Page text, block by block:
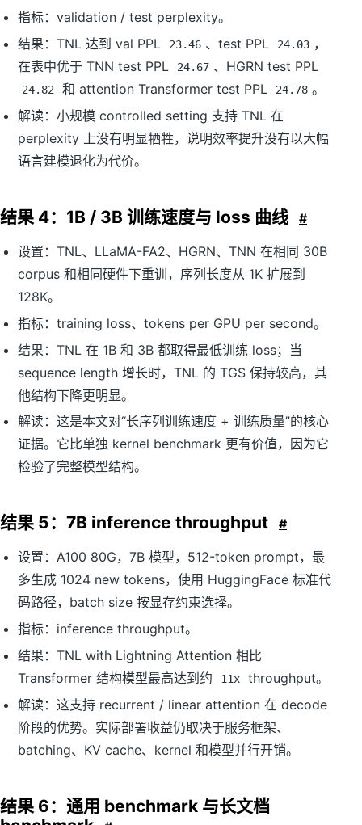
指标：validation / test perplexity。
结果：TNL 达到 val PPL
23.46 、test PPL 24.03 ，
在表中优于 TNN test PPL
24.67 、HGRN test PPL
24.82 和 attention Transformer test PPL 24.78 。
解读：小规模 controlled setting 支持 TNL 在
perplexity 上没有明显牺牲，说明效率提升没有以大幅
语言建模退化为代价。
结果 4：1B / 3B 训练速度与 loss 曲线 #
设置：TNL、LLaMA-FA2、HGRN、TNN 在相同 30B
corpus 和相同硬件下重训，序列长度从 1K 扩展到
128K。
指标：training loss、tokens per GPU per second。
结果：TNL 在 1B 和 3B 都取得最低训练 loss；当
sequence length 增长时，TNL 的 TGS 保持较高，其
他结构下降更明显。
解读：这是本文对“长序列训练速度 + 训练质量”的核心
证据。它比单独 kernel benchmark 更有价值，因为它
检验了完整模型结构。
结果 5：7B inference throughput #
设置：A100 80G，7B 模型，512-token prompt，最
多生成 1024 new tokens，使用 HuggingFace 标准代
码路径，batch size 按显存约束选择。
指标：inference throughput。
结果：TNL with Lightning Attention 相比
Transformer 结构模型最高达到约
11x
throughput。
解读：这支持 recurrent / linear attention 在 decode
阶段的优势。实际部署收益仍取决于服务框架、
batching、KV cache、kernel 和模型并行开销。
结果 6：通用 benchmark 与长文档